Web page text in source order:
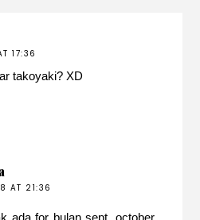
17:36
takoyaki? XD
AT 21:36